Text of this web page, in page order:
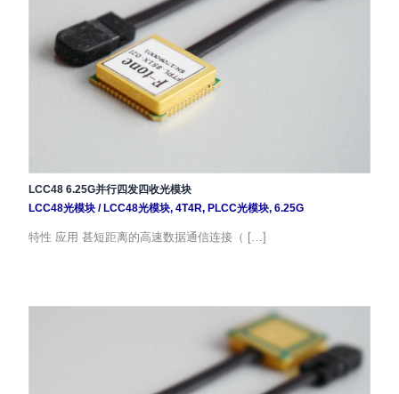
LCC48 6.25G并行四发四收光模块
LCC48光模块/ LCC48光模块, 4T4R, PLCC光模块, 6.25G
特性 应用 甚短距离的高速数据通信连接（ […]